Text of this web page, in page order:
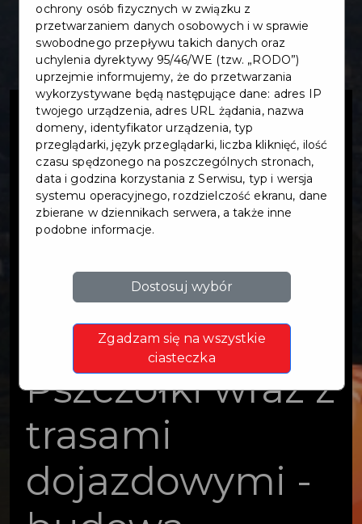
Budowa
węzłów
integracyjnych
Pruszcz
Gdański,
Cieplewo,
Pszczółki wraz z
trasami
dojazdowymi -
ochrony osób fizycznych w związku z
przetwarzaniem danych osobowych i w sprawie
swobodnego przepływu takich danych oraz
uchylenia dyrektywy 95/46/WE (tzw. „RODO”)
uprzejmie informujemy, że do przetwarzania
wykorzystywane będą następujące dane: adres IP
twojego urządzenia, adres URL żądania, nazwa
domeny, identyfikator urządzenia, typ
przeglądarki, język przeglądarki, liczba kliknięć, ilość
czasu spędzonego na poszczególnych stronach,
data i godzina korzystania z Serwisu, typ i wersja
systemu operacyjnego, rozdzielczość ekranu, dane
zbierane w dziennikach serwera, a także inne
podobne informacje.
Dostosuj wybór
Zgadzam się na wszystkie
ciasteczka